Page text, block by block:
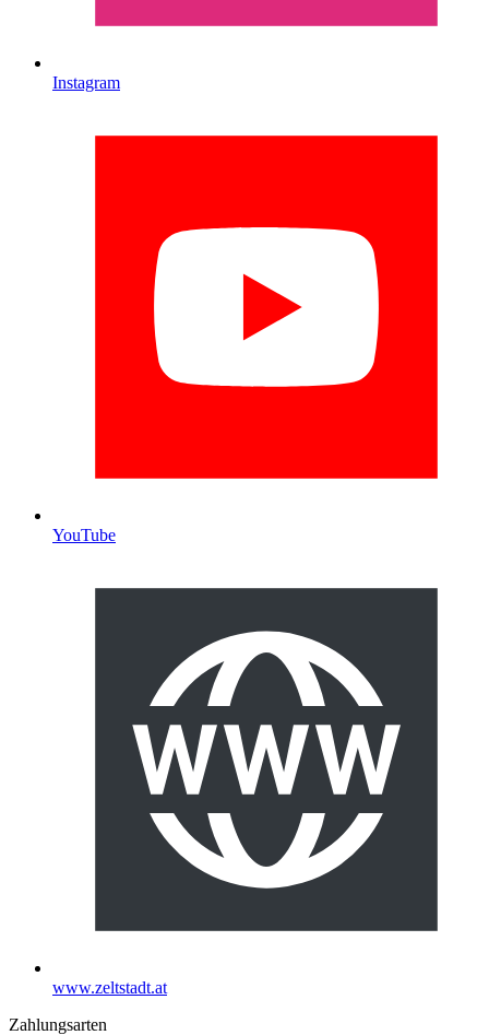
Instagram
YouTube
www.zeltstadt.at
Zahlungsarten